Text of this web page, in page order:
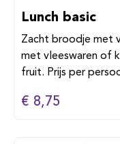
Lunch basic
Zacht broodje met
met vleeswaren of
fruit. Prijs per
€ 8,75